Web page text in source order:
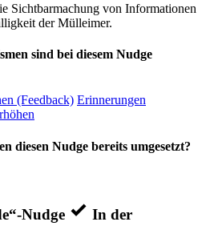
Sichtbarmachung von Informationen
der Mülleimer.
sind bei diesem Nudge
(Feedback) Erinnerungen
diesen Nudge bereits umgesetzt?
Nudge
In der